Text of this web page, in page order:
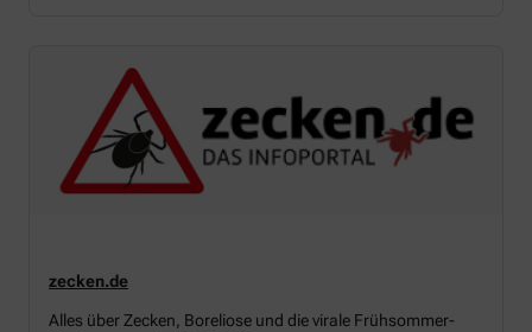
zecken.de
Alles über Zecken, Boreliose und die virale Frühsommer-